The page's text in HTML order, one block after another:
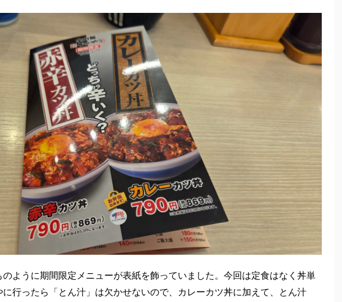
ように期間限定メニューが表紙を飾っていました。今回は定食はなく丼単
行ったら「とん汁」は欠かせないので、カレーカツ丼に加えて、とん汁